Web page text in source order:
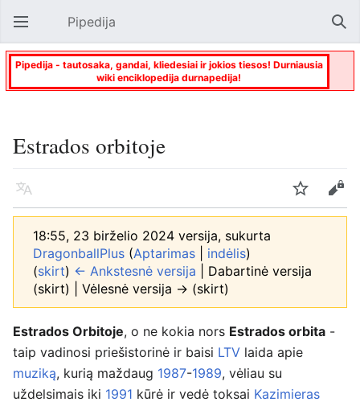
Atverti pagrindinį meniu Pipedija
Pipedija - tautosaka, gandai, kliedesiai ir jokios tiesos! Durniausia
wiki enciklopedija durnapedija!
Estrados orbitoje
Kalba Stebėti Keisti
18:55, 23 birželio 2024 versija, sukurta
DragonballPlus (Aptarimas indėlis)
(skirt) ← Ankstesnė versija | Dabartinė versija
(skirt) | Vėlesnė versija → (skirt)
Estrados Orbitoje, o ne kokia nors Estrados orbita -
taip vadinosi priešistorinė ir baisi LTV laida apie
muziką, kurią maždaug 1987-1989, vėliau su
uždelsimais iki 1991 kūrė ir vedė toksai Kazimieras